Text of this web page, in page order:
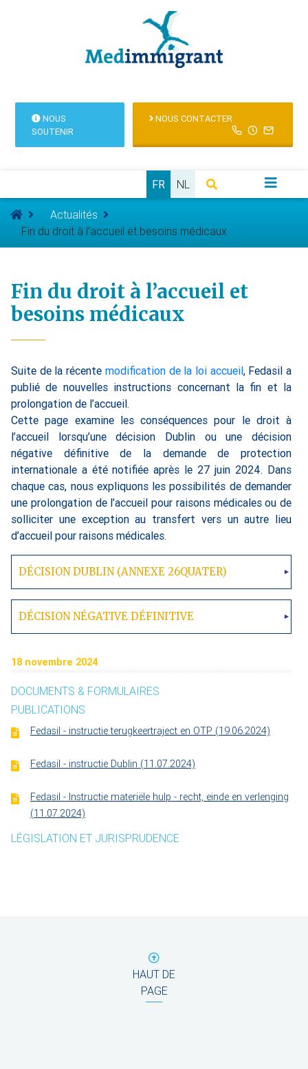
NOUS
SOUTENIR
NOUS CONTACTER
FR NL
Actualités
Fin du droit à l’accueil et besoins médicaux
Fin du droit à l’accueil et
besoins médicaux
Suite de la récente modification de la loi accueil, Fedasil a
publié de nouvelles instructions concernant la fin et la
prolongation de l’accueil.
Cette page examine les conséquences pour le droit à
l’accueil lorsqu’une décision Dublin ou une décision
négative définitive de la demande de protection
internationale a été notifiée après le 27 juin 2024. Dans
chaque cas, nous expliquons les possibilités de demander
une prolongation de l’accueil pour raisons médicales ou de
solliciter une exception au transfert vers un autre lieu
d’accueil pour raisons médicales.
DÉCISION DUBLIN (ANNEXE 26QUATER)
DÉCISION NÉGATIVE DÉFINITIVE
18 novembre 2024
DOCUMENTS & FORMULAIRES
PUBLICATIONS
Fedasil - instructie terugkeertraject en OTP (19.06.2024)
Fedasil - instructie Dublin (11.07.2024)
Fedasil - Instructie materiële hulp - recht, einde en verlenging
(11.07.2024)
LÉGISLATION ET JURISPRUDENCE
HAUT DE
PAGE